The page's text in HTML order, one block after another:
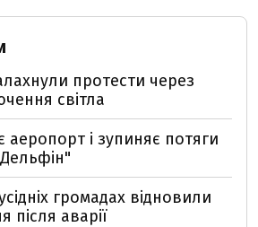
протести через
світла
аеропорт і зупиняє потяги
громадах відновили
після аварії